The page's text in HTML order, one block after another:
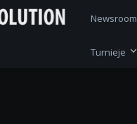
Newsroom
Turnieje